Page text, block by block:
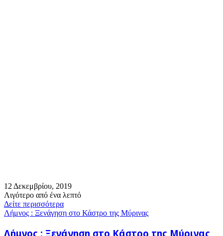
12 Δεκεμβρίου, 2019
Λιγότερο από ένα λεπτό
Δείτε περισσότερα
Λήμνος : Ξενάγηση στο Κάστρο της Μύρινας
Λήμνος : Ξενάγηση στο Κάστρο της Μύρινας